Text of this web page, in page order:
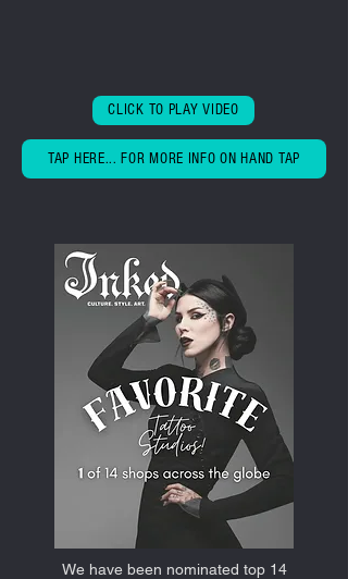
CLICK TO PLAY VIDEO
TAP HERE... FOR MORE INFO ON HAND TAP
We have been nominated top 14